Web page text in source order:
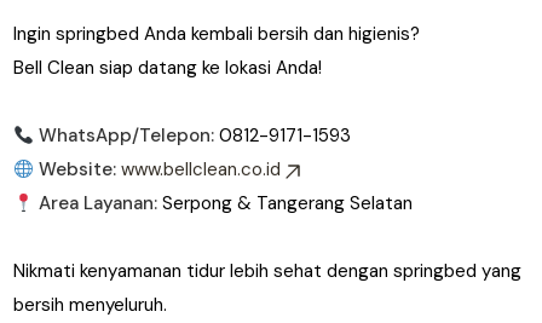
Ingin springbed Anda kembali bersih dan higienis?
Bell Clean siap datang ke lokasi Anda!
WhatsApp/Telepon: 0812-9171-1593
Website: www.bellclean.co.id
Area Layanan: Serpong & Tangerang Selatan
Nikmati kenyamanan tidur lebih sehat dengan springbed yang
bersih menyeluruh.